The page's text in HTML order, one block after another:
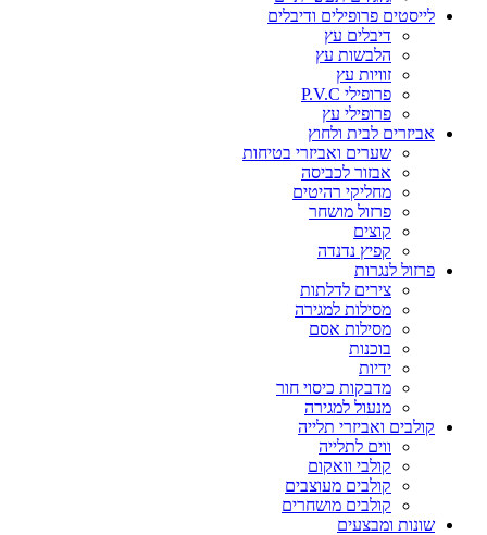
לייסטים פרופילים ודיבלים
דיבלים עץ
הלבשות עץ
זוויות עץ
פרופילי P.V.C
פרופילי עץ
אביזרים לבית ולחוץ
שערים ואביזרי בטיחות
אבזור לכביסה
מחליקי רהיטים
פרזול מושחר
קוצים
קפיץ נדנדה
פרזול לנגרות
צירים לדלתות
מסילות למגירה
מסילות אסם
בוכנות
ידיות
מדבקות כיסוי חור
מנעול למגירה
קולבים ואביזרי תלייה
ווים לתלייה
קולבי וואקום
קולבים מעוצבים
קולבים מושחרים
שונות ומבצעים